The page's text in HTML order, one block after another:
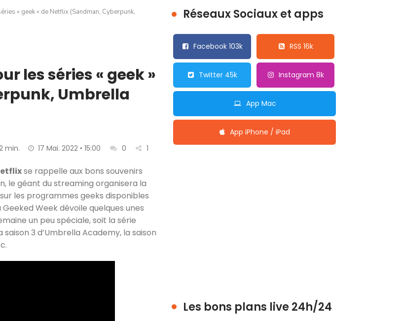
« geek » de Netflix (Sandman, Cyberpunk,
les séries « geek »
Umbrella
min. 17 Mai. 2022 • 15:00 0 1
se rappelle aux bons souvenirs
le géant du streaming organisera la
les programmes geeks disponibles
Week dévoile quelques unes
un peu spéciale, soit la série
3 d’Umbrella Academy, la saison
Réseaux Sociaux et apps
Facebook 103k RSS 16k
Twitter 45k Instagram 8k
App Mac
App iPhone / iPad
Les bons plans live 24h/24